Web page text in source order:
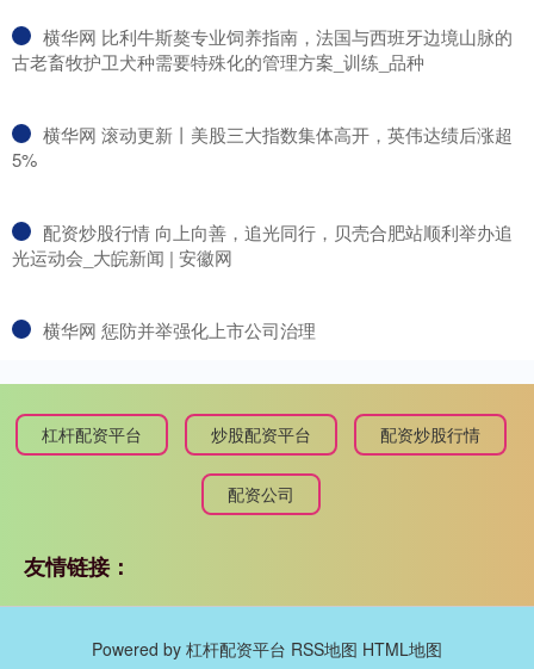
​横华网 比利牛斯獒专业饲养指南，法国与西班牙边境山脉的
古老畜牧护卫犬种需要特殊化的管理方案_训练_品种
​横华网 滚动更新丨美股三大指数集体高开，英伟达绩后涨超
5%
​配资炒股行情 向上向善，追光同行，贝壳合肥站顺利举办追
光运动会_大皖新闻 | 安徽网
​横华网 惩防并举强化上市公司治理
杠杆配资平台 炒股配资平台 配资炒股行情
配资公司
友情链接：
Powered by 杠杆配资平台 RSS地图 HTML地图